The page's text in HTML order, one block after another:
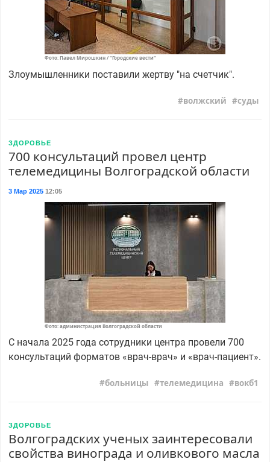
Фото: Павел Мирошкин / "Городские вести"
Злоумышленники поставили жертву "на счетчик".
волжский суды
ЗДОРОВЬЕ
700 консультаций провел центр
телемедицины Волгоградской области
3 Мар 202512:05
Фото: администрация Волгоградской области
С начала 2025 года сотрудники центра провели 700
консультаций форматов «врач-врач» и «врач-пациент».
больницы телемедицина вокб1
ЗДОРОВЬЕ
Волгоградских ученых заинтересовали
свойства винограда и оливкового масла